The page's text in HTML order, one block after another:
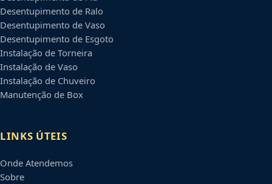
Desentupimento de Ralo
Desentupimento de Vaso
Desentupimento de Esgoto
Instalação de Torneira
Instalação de Vaso
Instalação de Chuveiro
Manutenção de Box
LINKS ÚTEIS
Onde Atendemos
Sobre